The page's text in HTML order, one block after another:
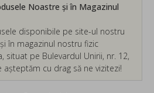
Noastre și în Magazinul
disponibile pe site-ul nostru
în magazinul nostru fizic
situat pe Bulevardul Unirii, nr. 12,
așteptăm cu drag să ne vizitezi!